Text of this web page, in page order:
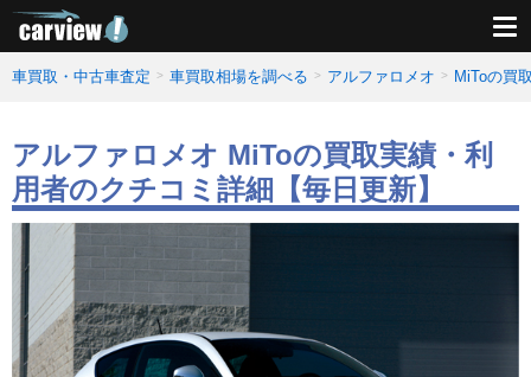
車買取・中古車査定 車買取相場を調べる アルファロメオ MiToの買
アルファロメオ MiToの買取実績・利
用者のクチコミ詳細【毎日更新】